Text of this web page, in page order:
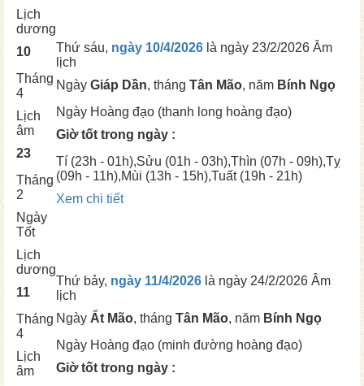
Lịch
dương
10
Tháng
4
Lịch
âm
23
Tháng
2
Ngày
Tốt
Thứ sáu, ngày 10/4/2026 là ngày 23/2/2026 Âm
lịch
Ngày Giáp Dần, tháng Tân Mão, năm Bính Ngọ
Ngày Hoàng đạo (thanh long hoàng đạo)
Giờ tốt trong ngày :
Tí (23h - 01h),Sửu (01h - 03h),Thìn (07h - 09h),Tỵ
(09h - 11h),Mùi (13h - 15h),Tuất(19h - 21h)
Xem chi tiết
Lịch
dương
11
Tháng
4
Lịch
âm
Thứ bảy, ngày 11/4/2026 là ngày 24/2/2026 Âm
lịch
Ngày Ất Mão, tháng Tân Mão, năm Bính Ngọ
Ngày Hoàng đạo (minh đường hoàng đạo)
Giờ tốt trong ngày :